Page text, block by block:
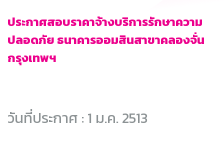
ประกาศสอบราคาจ้างบริการรักษาความ
ปลอดภัย ธนาคารออมสินสาขาคลองจั่น
กรุงเทพฯ
วันที่ประกาศ : 1 ม.ค. 2513